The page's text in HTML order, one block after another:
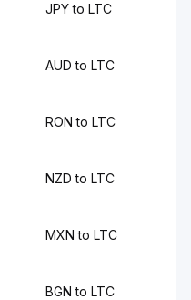
JPY to LTC
AUD to LTC
RON to LTC
NZD to LTC
MXN to LTC
BGN to LTC